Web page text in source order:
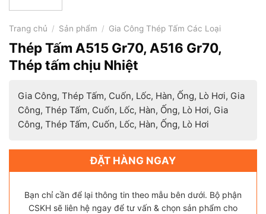
Trang chủ / Sản phẩm / Gia Công Thép Tấm Các Loại
Thép Tấm A515 Gr70, A516 Gr70,
Thép tấm chịu Nhiệt
Gia Công, Thép Tấm, Cuốn, Lốc, Hàn, Ống, Lò Hơi, Gia
Công, Thép Tấm, Cuốn, Lốc, Hàn, Ống, Lò Hơi, Gia
Công, Thép Tấm, Cuốn, Lốc, Hàn, Ống, Lò Hơi
ĐẶT HÀNG NGAY
Bạn chỉ cần để lại thông tin theo mẫu bên dưới. Bộ phận
CSKH sẽ liên hệ ngay để tư vấn & chọn sản phẩm cho